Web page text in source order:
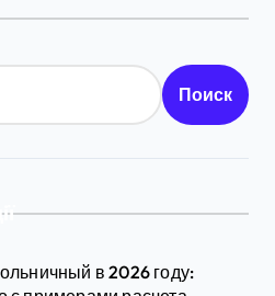
Поиск
в 2026 году: